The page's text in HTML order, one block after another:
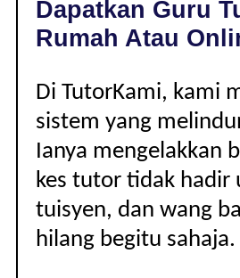
Dapatkan Guru
Rumah Atau
Di TutorKami, kami
sistem yang
Ianya mengelakkan
kes tutor tidak hadir
tuisyen, dan wang
hilang begitu sahaja.